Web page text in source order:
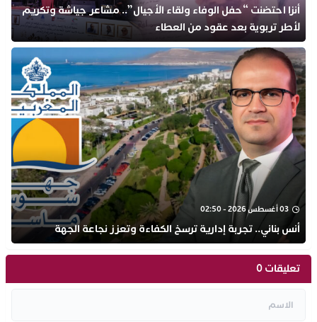
أنزا احتضنت “حفل الوفاء ولقاء الأجيال”.. مشاعر جياشة وتكريم
لأطر تربوية بعد عقود من العطاء
03 أغسطس 2026 - 02:50
أنس بناني.. تجربة إدارية ترسخ الكفاءة وتعزز نجاعة الجهة
تعليقات 0